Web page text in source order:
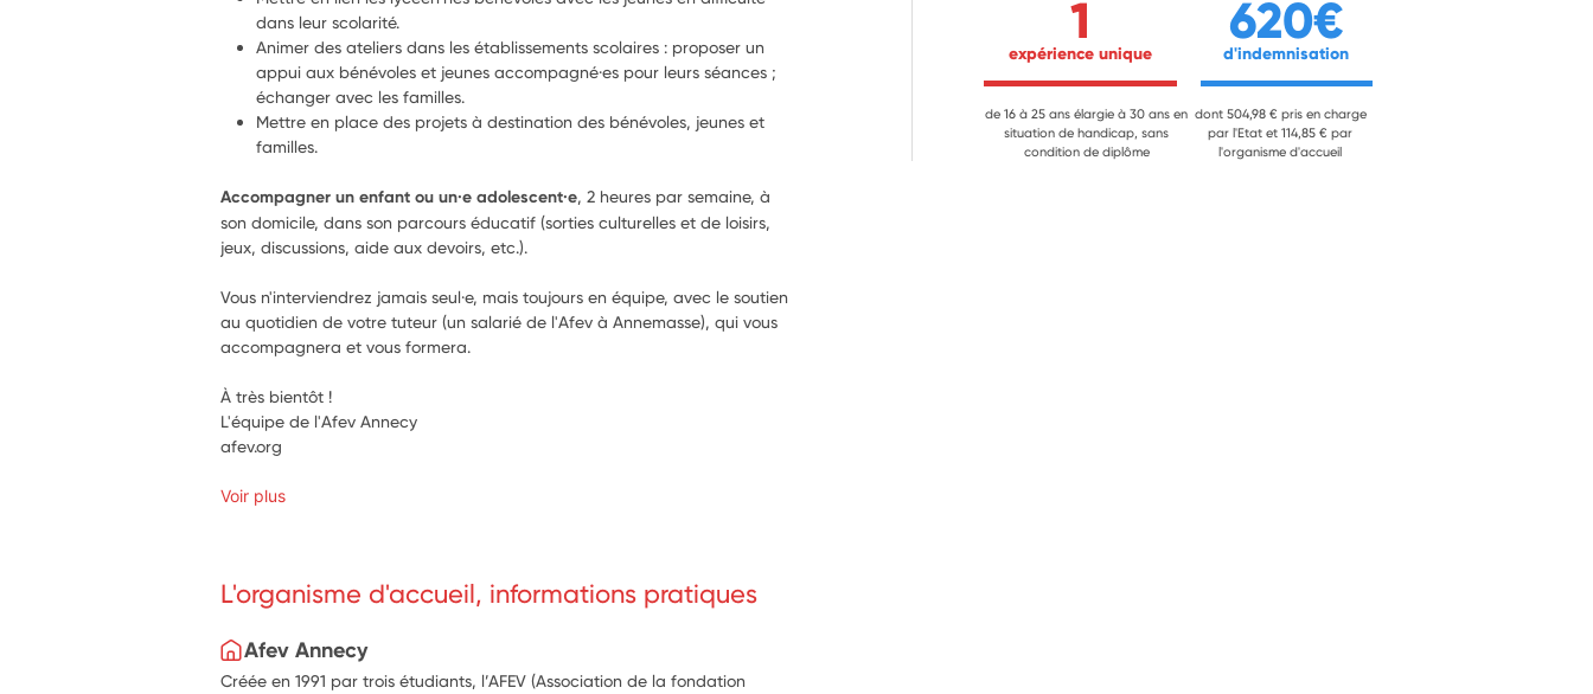
dans leur scolarité.
Animer des ateliers dans les établissements scolaires : proposer un
appui aux bénévoles et jeunes accompagné·es pour leurs séances ;
échanger avec les familles.
Mettre en place des projets à destination des bénévoles, jeunes et
familles.
Accompagner un enfant ou un·e adolescent·e, 2 heures par semaine, à
son domicile, dans son parcours éducatif (sorties culturelles et de loisirs,
jeux, discussions, aide aux devoirs, etc.).
Vous n'interviendrez jamais seul·e, mais toujours en équipe, avec le soutien
au quotidien de votre tuteur (un salarié de l'Afev à Annemasse), qui vous
accompagnera et vous formera.
À très bientôt !
L'équipe de l'Afev Annecy
afev.org
Voir plus
L'organisme d'accueil, informations pratiques
Afev Annecy
Créée en 1991 par trois étudiants, l’AFEV (Association de la fondation
1
expérience unique
de 16 à 25 ans élargie à 30 ans en
situation de handicap, sans
condition de diplôme
620€
d'indemnisation
dont 504,98 € pris en charge
par l'Etat et 114,85 € par
l'organisme d'accueil